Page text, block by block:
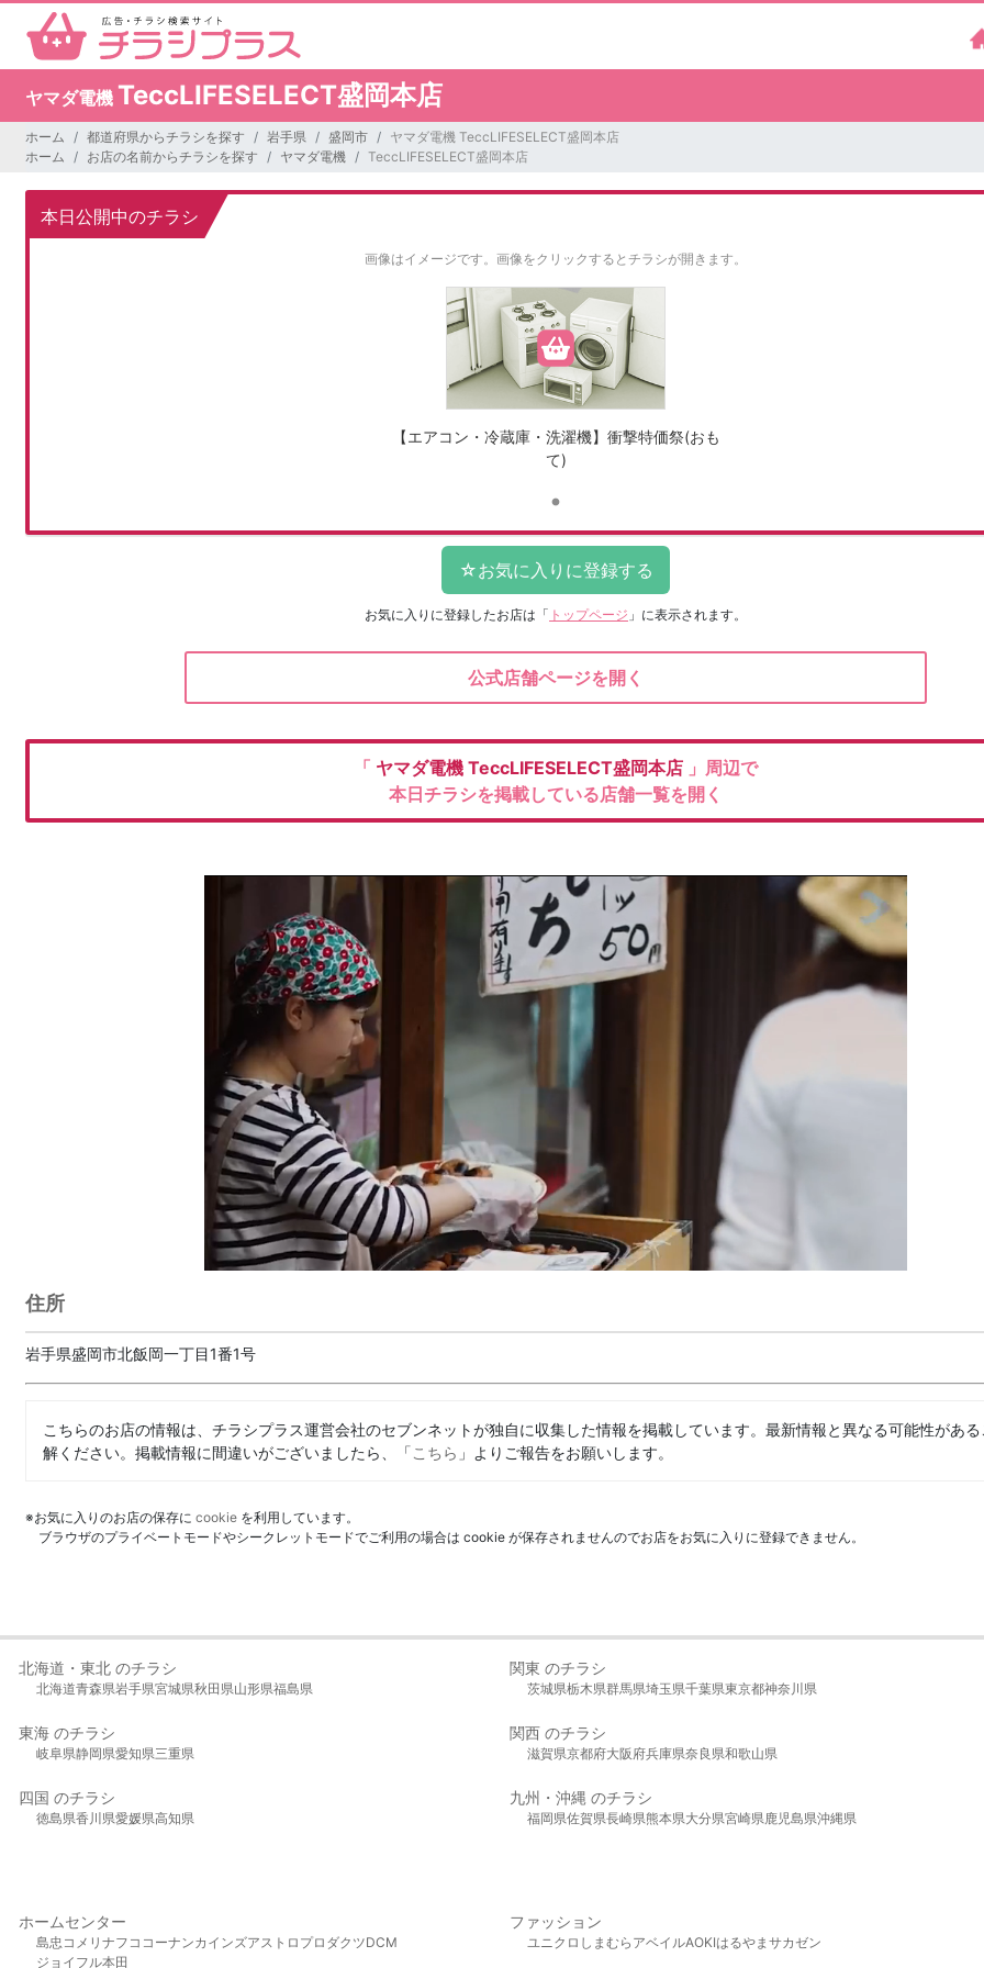
ヤマダ電機 TeccLIFESELECT盛岡本店
ホーム 都道府県からチラシを探す 岩手県 盛岡市
ヤマダ電機 TeccLIFESELECT盛岡本店
ホーム
お店の名前からチラシを探す ヤマダ電機 TeccLIFESELECT盛岡本店
本日公開中のチラシ
画像はイメージです。 画像をクリックするとチラシが開きます。
【エアコン・冷蔵庫・洗濯機】衝撃特価祭(おも
て)
お気に入りに登録したお店は 「 トップページ 」に表示されます。
公式店舗ページを開く
「 ヤマダ電機 TeccLIFESELECT盛岡本店 」周辺で
本日チラシを掲載している店舗一覧を開く
住所
岩手県盛岡市北飯岡一丁目1番1号
こちらのお店の情報は、チラシプラス運営会社のセブンネットが独自に収集した情報を掲載しています。最新情報と異なる可能性があ
解ください。掲載情報に間違いがございましたら、「こちら 」よりご報告をお願いします。
※お気に入りのお店の保存に cookie を利用しています。
ブラウザのプライベートモードやシークレットモードでご利用の場合は cookie が保存されませんのでお店をお気に入りに登録できません。
北海道・東北 のチラシ
北海道青森県岩手県宮城県秋田県山形県福島県
関東 のチラシ
茨城県栃木県群馬県埼玉県千葉県東京都神奈川県
東海 のチラシ
岐阜県静岡県愛知県三重県
関西 のチラシ
滋賀県京都府大阪府兵庫県奈良県和歌山県
四国 のチラシ
徳島県香川県愛媛県高知県
九州・沖縄 のチラシ
福岡県佐賀県長崎県熊本県大分県宮崎県鹿児島県沖縄県
ホームセンター
島忠 コメリ ナフコ コーナンカインズアストロプロダクツDCM
ジョイフル本田
ファッション
ユニクロ しまむら アベイルAOKIはるやま サカゼン